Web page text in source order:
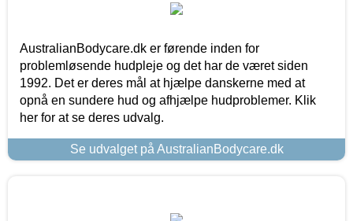
AustralianBodycare.dk er førende inden for
problemløsende hudpleje og det har de været siden
1992. Det er deres mål at hjælpe danskerne med at
opnå en sundere hud og afhjælpe hudproblemer. Klik
her for at se deres udvalg.
Se udvalget på AustralianBodycare.dk